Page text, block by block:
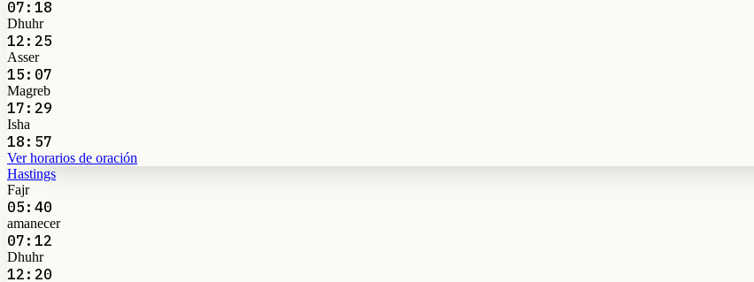
07:18
Dhuhr
12:25
Asser
15:07
Magreb
17:29
Isha
18:57
Ver horarios de oración
Hastings
Fajr
05:40
amanecer
07:12
Dhuhr
12:20